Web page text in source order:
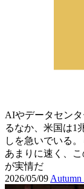
AIやデータセン
るなか、米国は1
しを急いでいる
あまりに速く、
が実情だ
2026/05/09 Autumn